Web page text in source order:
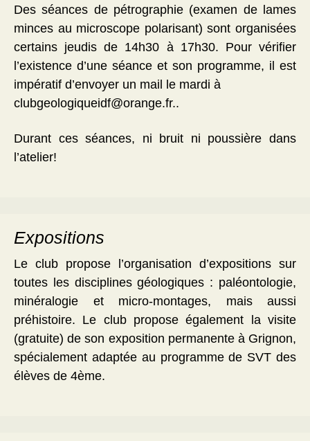
Des séances de pétrographie (examen de lames
minces au microscope polarisant) sont organisées
certains jeudis de 14h30 à 17h30. Pour vérifier
l’existence d’une séance et son programme, il est
impératif d’envoyer un mail le mardi à
clubgeologiqueidf@orange.fr..
Durant ces séances, ni bruit ni poussière dans
l’atelier!
Expositions
Le club propose l’organisation d’expositions sur
toutes les disciplines géologiques : paléontologie,
minéralogie et micro-montages, mais aussi
préhistoire. Le club propose également la visite
(gratuite) de son exposition permanente à Grignon,
spécialement adaptée au programme de SVT des
élèves de 4ème.